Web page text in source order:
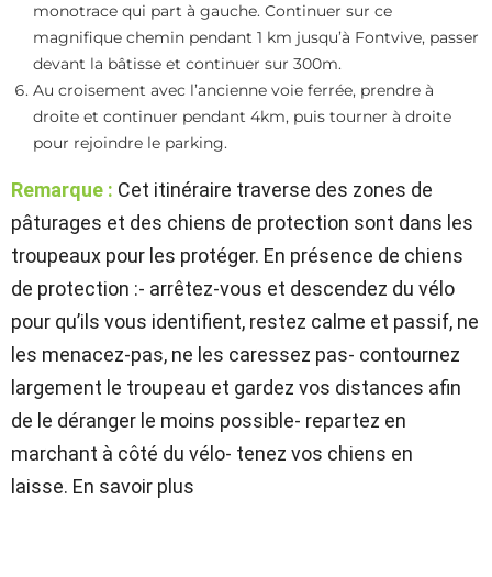
monotrace qui part à gauche. Continuer sur ce
magnifique chemin pendant 1 km jusqu’à Fontvive, passer
devant la bâtisse et continuer sur 300m.
Au croisement avec l’ancienne voie ferrée, prendre à
droite et continuer pendant 4km, puis tourner à droite
pour rejoindre le parking.
Remarque : Cet itinéraire traverse des zones de
pâturages et des chiens de protection sont dans les
troupeaux pour les protéger. En présence de chiens
de protection :- arrêtez-vous et descendez du vélo
pour qu’ils vous identifient, restez calme et passif, ne
les menacez-pas, ne les caressez pas- contournez
largement le troupeau et gardez vos distances afin
de le déranger le moins possible- repartez en
marchant à côté du vélo- tenez vos chiens en
laisse. En savoir plus